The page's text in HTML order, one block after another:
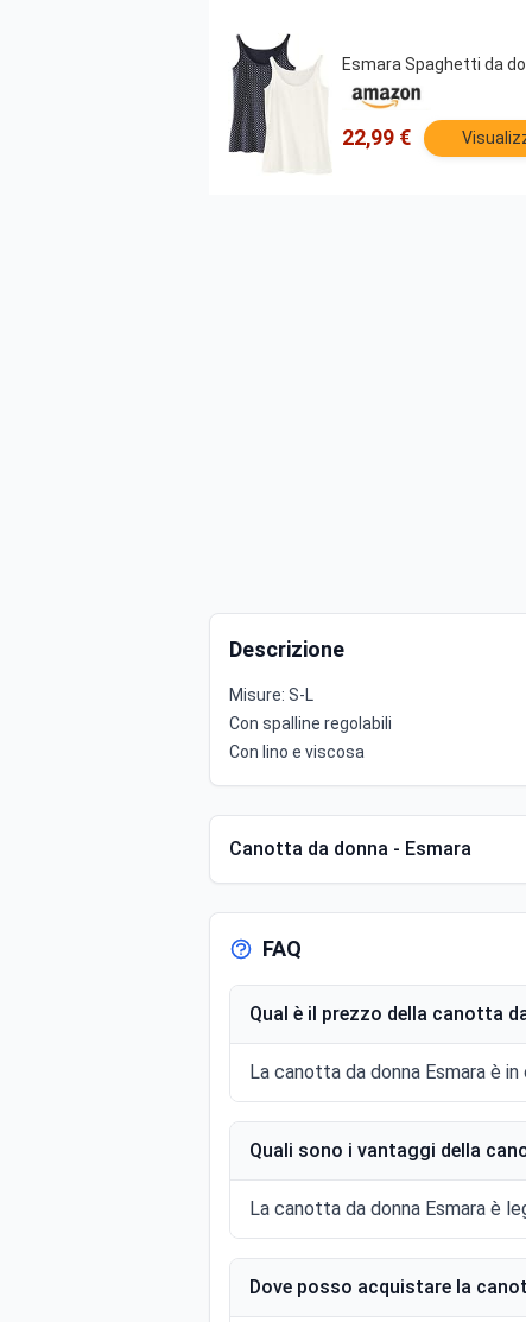
Esmara Spaghetti da
22,99 €
Descrizione
Misure: S-L
Con spalline regolabili
Con lino e viscosa
Canotta da donna - Esmara
FAQ
Qual è il prezzo della canotta
La canotta da donna Esmara è
Quali sono i vantaggi della
La canotta da donna Esmara è
Dove posso acquistare la